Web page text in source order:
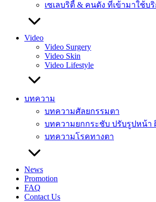
เซเลบริตี้ & คนดัง ที่เข้ามาใช้บ
Video
Video Surgery
Video Skin
Video Lifestyle
บทความ
บทความศัลยกรรมตา
บทความยกกระชับ ปรับรูปหน้า
บทความโรคทางตา
News
Promotion
FAQ
Contact Us